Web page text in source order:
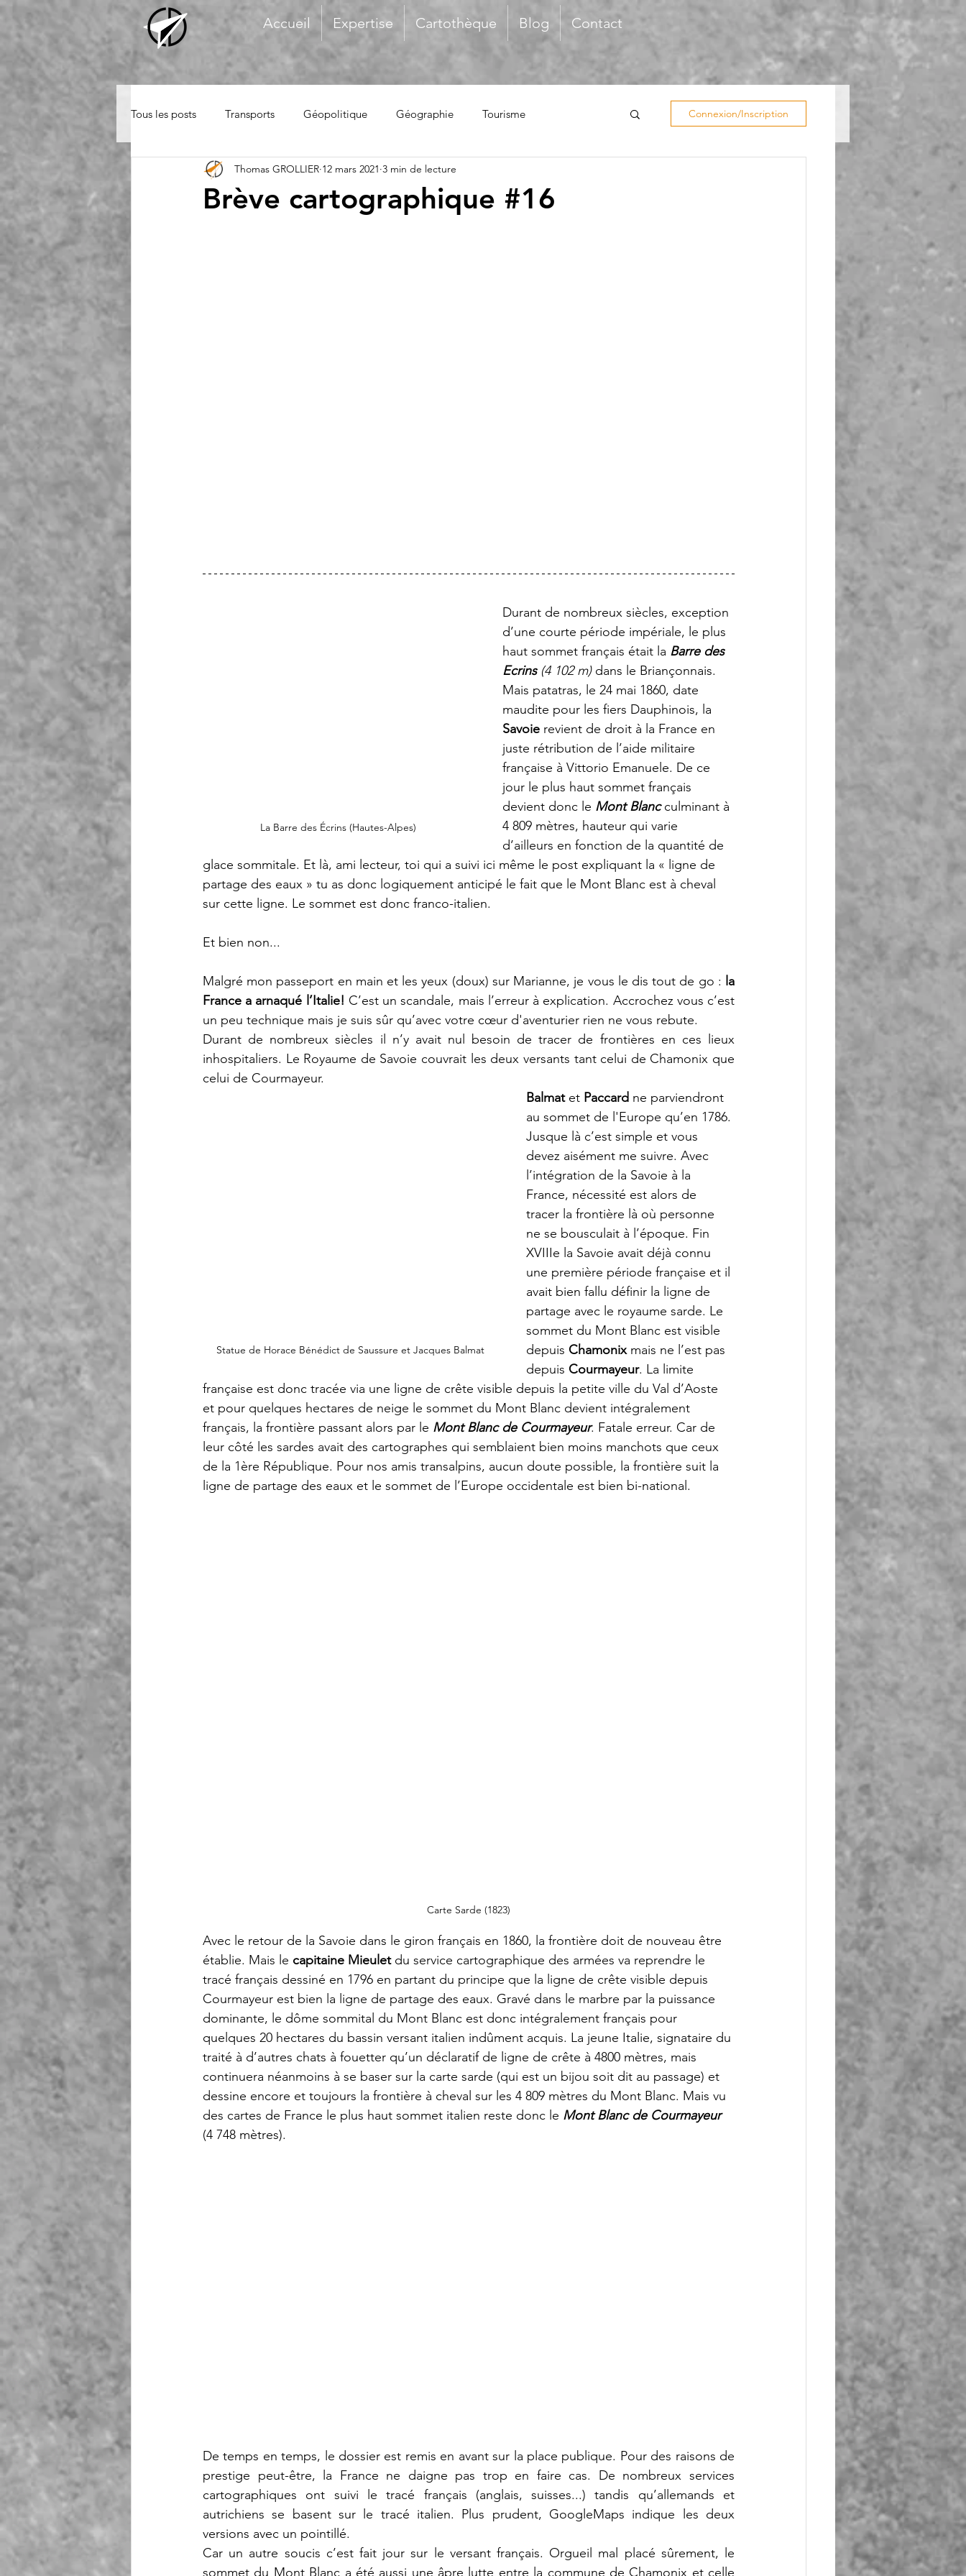
Accueil Expertise Cartothèque Blog Contact
Tous les posts Transports Géopolitique Géographie Tourisme Connexion/Inscription
Brève cartographique #16
Thomas GROLLIER 12 mars 2021 3 min de lecture
La Barre des Écrins (Hautes-Alpes)
Durant de nombreux siècles, exception
d’une courte période impériale, le plus
haut sommet français était la Barre des
Ecrins (4 102 m) dans le Briançonnais.
Mais patatras, le 24 mai 1860, date
maudite pour les fiers Dauphinois, la
Savoie revient de droit à la France en
juste rétribution de l’aide militaire
française à Vittorio Emanuele. De ce
jour le plus haut sommet français
devient donc le Mont Blanc culminant à
4 809 mètres, hauteur qui varie
d’ailleurs en fonction de la quantité de
glace sommitale. Et là, ami lecteur, toi qui a suivi ici même le post expliquant la « ligne de
partage des eaux » tu as donc logiquement anticipé le fait que le Mont Blanc est à cheval
sur cette ligne. Le sommet est donc franco-italien.
Et bien non...
Malgré mon passeport en main et les yeux (doux) sur Marianne, je vous le dis tout de go : la
France a arnaqué l’Italie! C’est un scandale, mais l’erreur à explication. Accrochez vous c’est
un peu technique mais je suis sûr qu’avec votre cœur d'aventurier rien ne vous rebute.
Durant de nombreux siècles il n’y avait nul besoin de tracer de frontières en ces lieux
inhospitaliers. Le Royaume de Savoie couvrait les deux versants tant celui de Chamonix que
celui de Courmayeur.
Statue de Horace Bénédict de Saussure et Jacques Balmat
Balmat et Paccard ne parviendront
au sommet de l'Europe qu’en 1786.
Jusque là c’est simple et vous
devez aisément me suivre. Avec
l’intégration de la Savoie à la
France, nécessité est alors de
tracer la frontière là où personne
ne se bousculait à l’époque. Fin
XVIIIe la Savoie avait déjà connu
une première période française et il
avait bien fallu définir la ligne de
partage avec le royaume sarde. Le
sommet du Mont Blanc est visible
depuis Chamonix mais ne l’est pas
depuis Courmayeur. La limite
française est donc tracée via une ligne de crête visible depuis la petite ville du Val d’Aoste
et pour quelques hectares de neige le sommet du Mont Blanc devient intégralement
français, la frontière passant alors par le Mont Blanc de Courmayeur. Fatale erreur. Car de
leur côté les sardes avait des cartographes qui semblaient bien moins manchots que ceux
de la 1ère République. Pour nos amis transalpins, aucun doute possible, la frontière suit la
ligne de partage des eaux et le sommet de l’Europe occidentale est bien bi-national.
Carte Sarde (1823)
Avec le retour de la Savoie dans le giron français en 1860, la frontière doit de nouveau être
établie. Mais le capitaine Mieulet du service cartographique des armées va reprendre le
tracé français dessiné en 1796 en partant du principe que la ligne de crête visible depuis
Courmayeur est bien la ligne de partage des eaux. Gravé dans le marbre par la puissance
dominante, le dôme sommital du Mont Blanc est donc intégralement français pour
quelques 20 hectares du bassin versant italien indûment acquis. La jeune Italie, signataire du
traité à d’autres chats à fouetter qu’un déclaratif de ligne de crête à 4800 mètres, mais
continuera néanmoins à se baser sur la carte sarde (qui est un bijou soit dit au passage) et
dessine encore et toujours la frontière à cheval sur les 4 809 mètres du Mont Blanc. Mais vu
des cartes de France le plus haut sommet italien reste donc le Mont Blanc de Courmayeur
(4 748 mètres).
De temps en temps, le dossier est remis en avant sur la place publique. Pour des raisons de
prestige peut-être, la France ne daigne pas trop en faire cas. De nombreux services
cartographiques ont suivi le tracé français (anglais, suisses...) tandis qu’allemands et
autrichiens se basent sur le tracé italien. Plus prudent, GoogleMaps indique les deux
versions avec un pointillé.
Car un autre soucis c’est fait jour sur le versant français. Orgueil mal placé sûrement, le
sommet du Mont Blanc a été aussi une âpre lutte entre la commune de Chamonix et celle